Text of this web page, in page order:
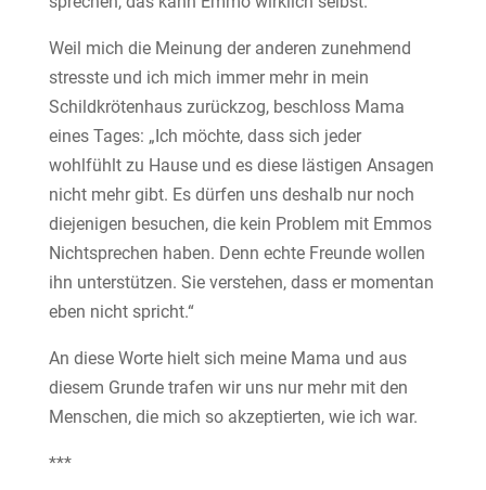
Weil mich die Meinung der anderen zunehmend
stresste und ich mich immer mehr in mein
Schildkrötenhaus zurückzog, beschloss Mama
eines Tages: „Ich möchte, dass sich jeder
wohlfühlt zu Hause und es diese lästigen Ansagen
nicht mehr gibt. Es dürfen uns deshalb nur noch
diejenigen besuchen, die kein Problem mit Emmos
Nichtsprechen haben. Denn echte Freunde wollen
ihn unterstützen. Sie verstehen, dass er momentan
eben nicht spricht.“
An diese Worte hielt sich meine Mama und aus
diesem Grunde trafen wir uns nur mehr mit den
Menschen, die mich so akzeptierten, wie ich war.
***